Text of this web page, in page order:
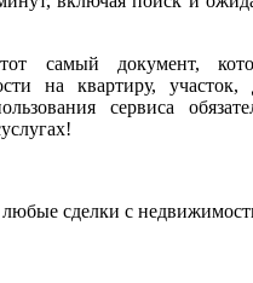
самый документ,
на квартиру, участок,
сервиса
любые сделки с